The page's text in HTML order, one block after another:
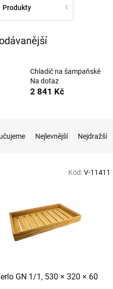
Produkty
Chladič na šampaňské
Na dotaz
2 841 Kč
Nejlevnější Nejdražší
GN 1/1, 530 × 320 × 60
Kód:V-11411